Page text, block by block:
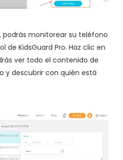
podrás monitorear su teléfono
de KidsGuard Pro. Haz clic en
ver todo el contenido de
y descubrir con quién está